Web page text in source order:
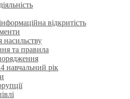
відкритість
насильству
та правила
навчальний рік